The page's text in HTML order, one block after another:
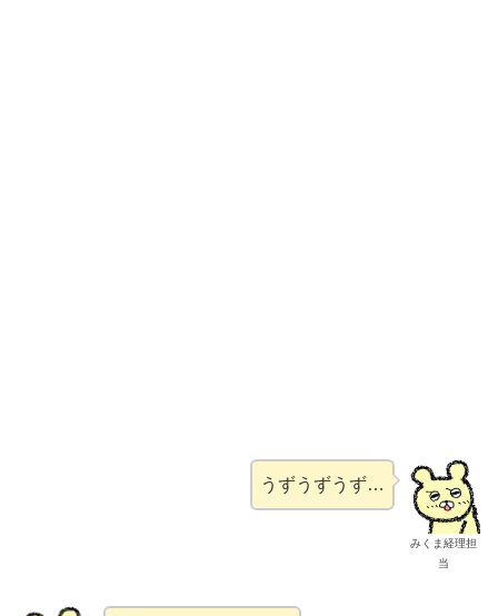
みくま経理担
当
うずうずうず…